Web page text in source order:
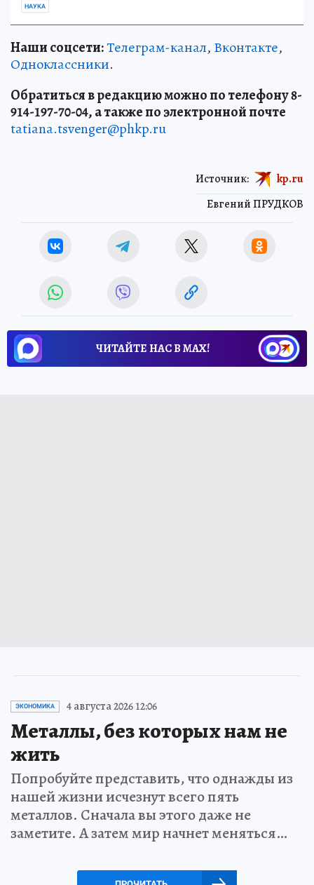
НАУКА
Наши соцсети:Телеграм-канал, Вконтакте,
Одноклассники.
Обратиться в редакцию можно по телефону 8-
914-197-70-04, а также по электронной почте
tatiana.tsvenger@phkp.ru
Евгений ПРУДКОВ
Источник: kp.ru
ЧИТАЙТЕ НАС В МАХ!
ЭКОНОМИКА 4 августа 2026 12:06
Металлы, без которых нам не
жить
Попробуйте представить, что однажды из
нашей жизни исчезнут всего пять
металлов. Сначала вы этого даже не
заметите. А затем мир начнет меняться…